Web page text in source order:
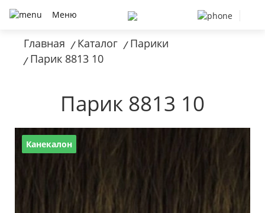
Меню
Главная / Каталог / Парики
/ Парик 8813 10
Парик 8813 10
Канекалон